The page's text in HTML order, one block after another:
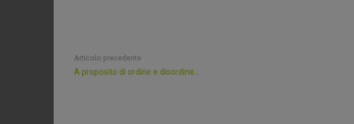
Articolo precedente
A proposito di ordine e disordine…